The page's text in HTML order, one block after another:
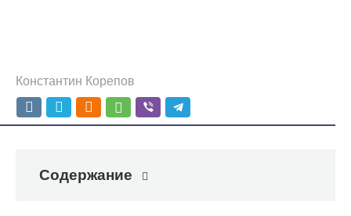
Константин Корепов
Содержание